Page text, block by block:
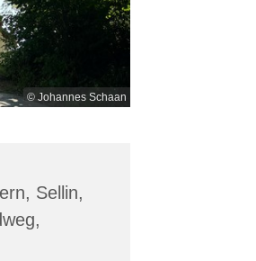
© Johannes Schaan
Sellin,